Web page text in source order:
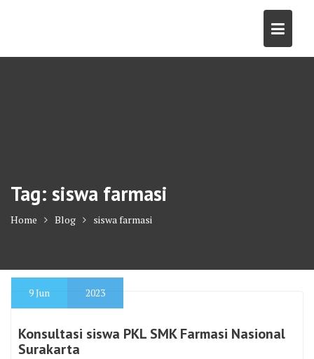
Tag: siswa farmasi
Home Blog siswa farmasi
9Jun 2023
Konsultasi siswa PKL SMK Farmasi Nasional
Surakarta